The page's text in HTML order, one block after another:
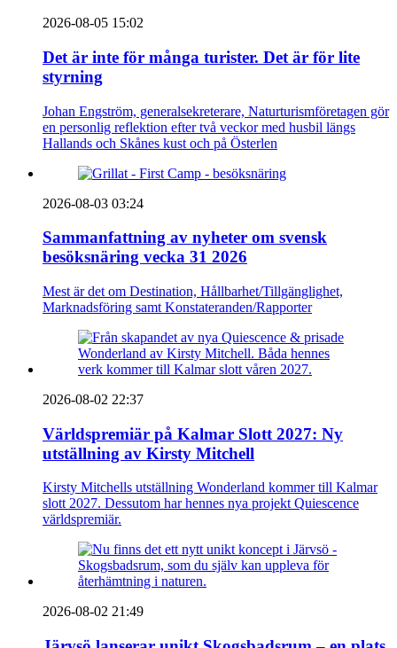
2026-08-05 15:02
Det är inte för många turister. Det är för lite
styrning
Johan Engström, generalsekreterare, Naturturismföretagen gör
en personlig reflektion efter två veckor med husbil längs
Hallands och Skånes kust och på Österlen
2026-08-03 03:24
Sammanfattning av nyheter om svensk
besöksnäring vecka 31 2026
Mest är det om Destination, Hållbarhet/Tillgänglighet,
Marknadsföring samt Konstateranden/Rapporter
2026-08-02 22:37
Världspremiär på Kalmar Slott 2027: Ny
utställning av Kirsty Mitchell
Kirsty Mitchells utställning Wonderland kommer till Kalmar
slott 2027. Dessutom har hennes nya projekt Quiescence
världspremiär.
2026-08-02 21:49